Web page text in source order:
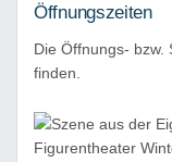
Öffnungszeiten
Die Öffnungs- bzw.
finden.